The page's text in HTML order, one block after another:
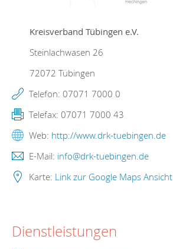
Kreisverband Tübingen e.V.
Steinlachwasen 26
72072 Tübingen
Telefon: 07071 7000 0
Telefax: 07071 7000 43
Web: http://www.drk-tuebingen.de
E-Mail: info@drk-tuebingen.de
Karte: Link zur Google Maps Ansicht
Dienstleistungen